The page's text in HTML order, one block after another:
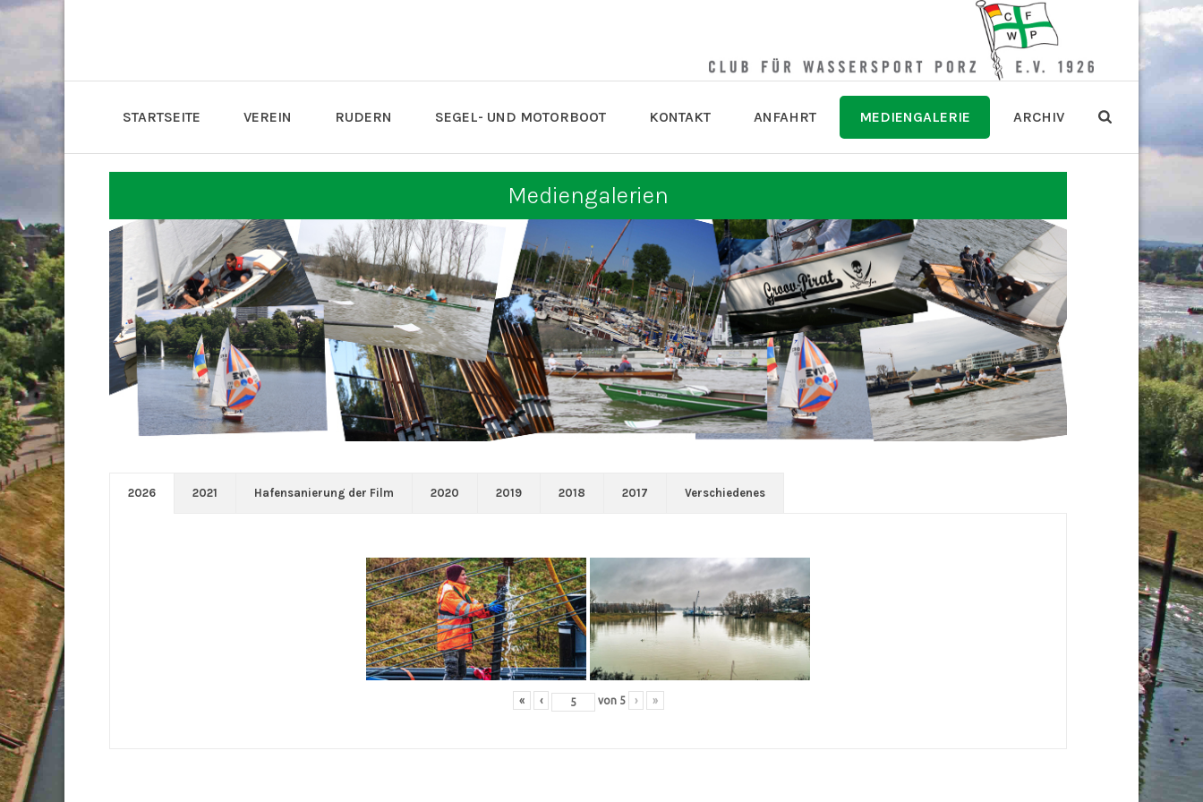
STARTSEITE VEREIN RUDERN SEGEL- UND MOTORBOOT KONTAKT ANFAHRT MEDIENGALERIE ARCHIV
Mediengalerien
2026 2021 Hafensanierung der Film 2020 2019 2018 2017 Verschiedenes
« ‹ von 5 › »